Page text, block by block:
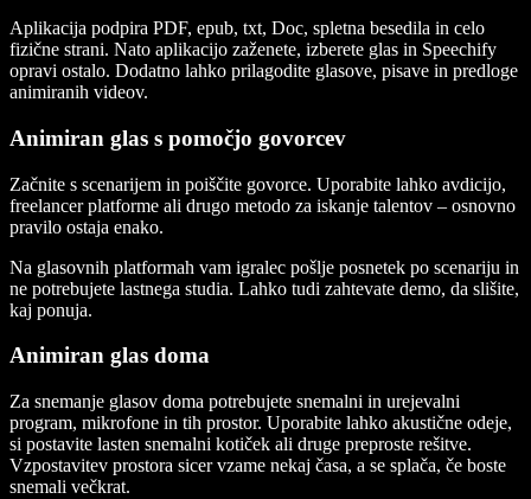
Aplikacija podpira PDF, epub, txt, Doc, spletna besedila in celo
fizične strani. Nato aplikacijo zaženete, izberete glas in Speechify
opravi ostalo. Dodatno lahko prilagodite glasove, pisave in predloge
animiranih videov.
Animiran glas s pomočjo govorcev
Začnite s scenarijem in poiščite govorce. Uporabite lahko avdicijo,
freelancer platforme ali drugo metodo za iskanje talentov – osnovno
pravilo ostaja enako.
Na glasovnih platformah vam igralec pošlje posnetek po scenariju in
ne potrebujete lastnega studia. Lahko tudi zahtevate demo, da slišite,
kaj ponuja.
Animiran glas doma
Za snemanje glasov doma potrebujete snemalni in urejevalni
program, mikrofone in tih prostor. Uporabite lahko akustične odeje,
si postavite lasten snemalni kotiček ali druge preproste rešitve.
Vzpostavitev prostora sicer vzame nekaj časa, a se splača, če boste
snemali večkrat.